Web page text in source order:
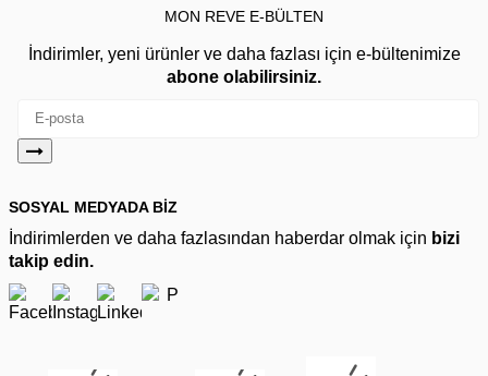
MON REVE E-BÜLTEN
İndirimler, yeni ürünler ve daha fazlası için e-bültenimize
abone olabilirsiniz.
SOSYAL MEDYADA BİZ
İndirimlerden ve daha fazlasından haberdar olmak için bizi
takip edin.